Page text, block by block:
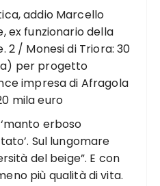
addio Marcello
ex funzionario della
2 / Monesi di Triora: 30
per progetto
impresa di Afragola
mila euro
erboso
Sul lungomare
del beige”. E con
più qualità di vita.